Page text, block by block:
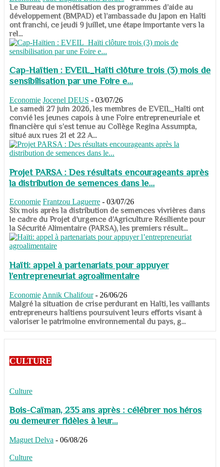
​​​​​​​Le Bureau de monétisation des programmes d’aide au
développement (BMPAD) et l’ambassade du Japon en Haïti
ont franchi, ce jeudi 9 juillet, une étape importante vers la
rel...
Cap-Haïtien : EVEIL_Haïti clôture trois (3) mois de
sensibilisation par une Foire e...
Economie Jocenel DEUS - 03/07/26
Le samedi 27 juin 2026, les membres de EVEIL_Haïti ont
convié les jeunes capois à une Foire entrepreneuriale et
financière qui s’est tenue au Collège Regina Assumpta,
situé aux rues 21 et 22 A...
Projet PARSA : Des résultats encourageants après
la distribution de semences dans le...
Economie Frantzou Laguerre - 03/07/26
​​​​​​​Six mois après la distribution de semences vivrières dans
le cadre du Projet d’urgence d’Agriculture Résiliente pour
la Sécurité Alimentaire (PARSA), les premiers résult...
Haïti: appel à partenariats pour appuyer
l’entrepreneuriat agroalimentaire
Economie Annik Chalifour - 26/06/26
​​​​​​​Malgré la situation de crise perdurant en Haïti, les vaillants
entrepreneurs haïtiens poursuivent leurs efforts visant à
valoriser le patrimoine environnemental du pays, g...
CULTURE
Culture
Bois-Caïman, 235 ans après : célébrer nos héros
ou demeurer fidèles à leur...
Maguet Delva - 06/08/26
Culture